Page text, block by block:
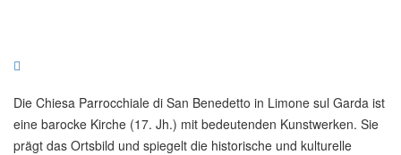
Die Chiesa Parrocchiale di San Benedetto in Limone sul Garda ist
eine barocke Kirche (17. Jh.) mit bedeutenden Kunstwerken. Sie
prägt das Ortsbild und spiegelt die historische und kulturelle